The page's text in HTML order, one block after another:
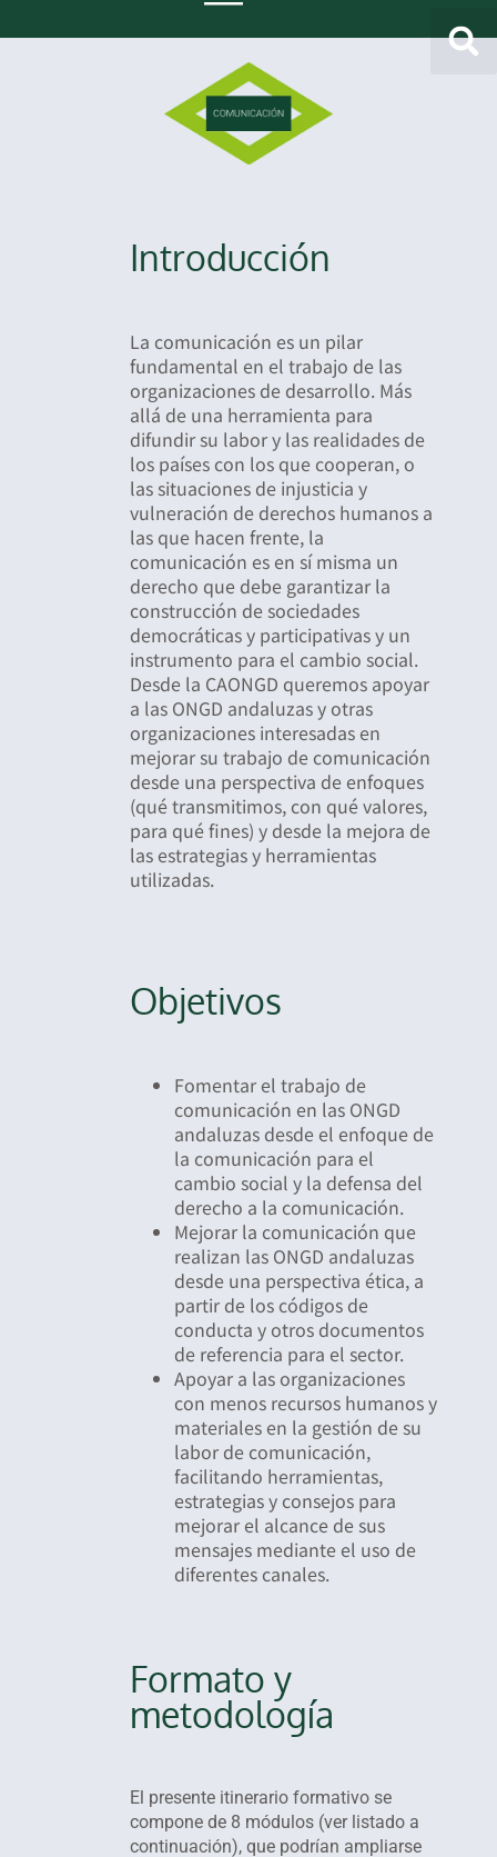
Introducción
La comunicación es un pilar
fundamental en el trabajo de las
organizaciones de desarrollo. Más
allá de una herramienta para
difundir su labor y las realidades de
los países con los que cooperan, o
las situaciones de injusticia y
vulneración de derechos humanos a
las que hacen frente, la
comunicación es en sí misma un
derecho que debe garantizar la
construcción de sociedades
democráticas y participativas y un
instrumento para el cambio social.
Desde la CAONGD queremos apoyar
a las ONGD andaluzas y otras
organizaciones interesadas en
mejorar su trabajo de comunicación
desde una perspectiva de enfoques
(qué transmitimos, con qué valores,
para qué fines) y desde la mejora de
las estrategias y herramientas
utilizadas.
Objetivos
Fomentar el trabajo de
comunicación en las ONGD
andaluzas desde el enfoque de
la comunicación para el
cambio social y la defensa del
derecho a la comunicación.
Mejorar la comunicación que
realizan las ONGD andaluzas
desde una perspectiva ética, a
partir de los códigos de
conducta y otros documentos
de referencia para el sector.
Apoyar a las organizaciones
con menos recursos humanos y
materiales en la gestión de su
labor de comunicación,
facilitando herramientas,
estrategias y consejos para
mejorar el alcance de sus
mensajes mediante el uso de
diferentes canales.
Formato y
metodología
El presente itinerario formativo se
compone de 8 módulos (ver listado a
continuación), que podrían ampliarse